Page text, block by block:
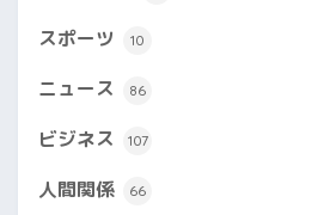
スポーツ 10
ニュース 86
ビジネス 107
人間関係 66